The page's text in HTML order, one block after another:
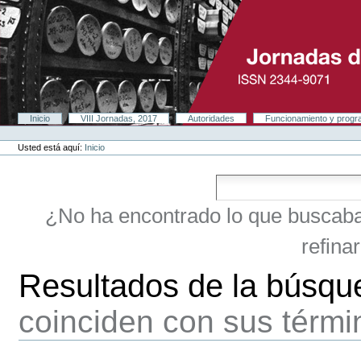
Cambiar
a
contenido.
|
Saltar
navegación
Secciones
Inicio VIII Jornadas, 2017 Autoridades
Funcionamiento y
Herramientas
Personales
Usted está aquí: Inicio
¿No ha encontrado lo que
Resultados de la
coinciden con sus